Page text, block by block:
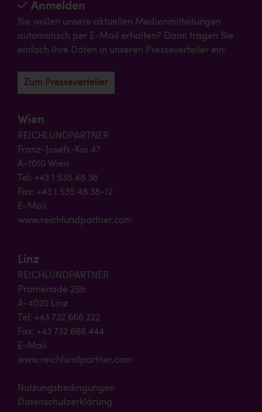
Anmelden
Sie wollen unsere aktuellen Medienmitteilungen
automatisch per E-Mail erhalten? Dann tragen Sie
einfach Ihre Daten in unseren Presseverteiler ein:
Zum Presseverteiler
Wien
REICHLUNDPARTNER
Franz-Josefs-Kai 47
A-1010 Wien
Tel: +43 1 535 48 38
Fax: +43 1 535 48 38-12
E-Mail
www.reichlundpartner.com
Linz
REICHLUNDPARTNER
Promenade 25b
A-4020 Linz
Tel: +43 732 666 222
Fax: +43 732 666 444
E-Mail
www.reichlundpartner.com
Nutzungsbedingungen
Datenschutzerklärung